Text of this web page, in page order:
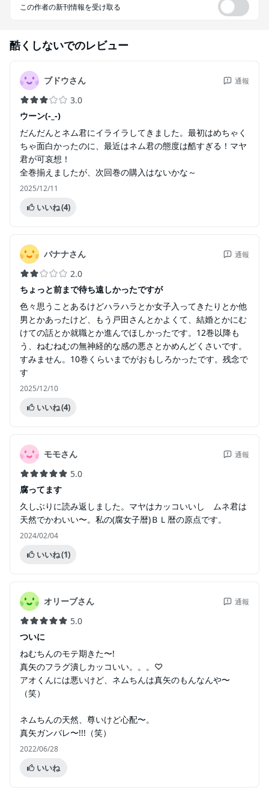
この作者の新刊情報を受け取る
酷くしないでのレビュー
ブドウさん 通報
3.0
ウーン(-_-)
だんだんとネム君にイライラしてきました。最初はめちゃく
ちゃ面白かったのに、最近はネム君の態度は酷すぎる！マヤ
君が可哀想！
全巻揃えましたが、次回巻の購入はないかな～
2025/12/11
いいね(4)
バナナさん 通報
2.0
ちょっと前まで待ち遠しかったですが
色々思うことあるけどハラハラとか女子入ってきたりとか他
男とかあったけど、もう戸田さんとかよくて、結婚とかにむ
けての話とか就職とか進んでほしかったです。12巻以降も
う、ねむねむの無神経的な感の悪さとかめんどくさいです。
すみません。10巻くらいまでがおもしろかったです。残念で
す
2025/12/10
いいね(4)
モモさん 通報
5.0
腐ってます
久しぶりに読み返しました。マヤはカッコいいし ムネ君は
天然でかわいい〜。私の(腐女子暦)ＢＬ暦の原点です。
2024/02/04
いいね(1)
オリーブさん 通報
5.0
ついに
ねむちんのモテ期きた〜!
真矢のフラグ潰しカッコいい。。。♡
アオくんには悪いけど、ネムちんは真矢のもんなんや〜
（笑）
ネムちんの天然、尊いけど心配〜。
真矢ガンバレ〜!!!（笑）
2022/06/28
いいね